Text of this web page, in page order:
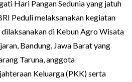
Hari Pangan Sedunia yang jatuh
Peduli melaksanakan kegiatan
dilaksanakan di Kebun Agro Wisata
Bandung, Jawa Barat yang
Taruna, anggota
Keluarga (PKK) serta